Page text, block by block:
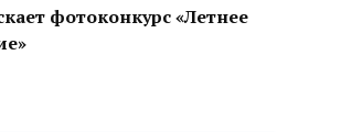
фотоконкурс «Летнее